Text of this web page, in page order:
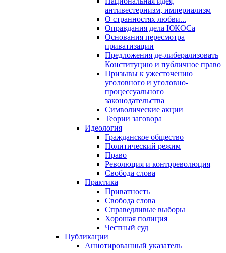
антивестернизм, империализм
О странностях любви...
Оправдания дела ЮКОСа
Основания пересмотра
приватизации
Предложения де-либерализовать
Конституцию и публичное право
Призывы к ужесточению
уголовного и уголовно-
процессуального
законодательства
Символические акции
Теории заговора
Идеология
Гражданское общество
Политический режим
Право
Революция и контрреволюция
Свобода слова
Практика
Приватность
Свобода слова
Справедливые выборы
Хорошая полиция
Честный суд
Публикации
Аннотированный указатель